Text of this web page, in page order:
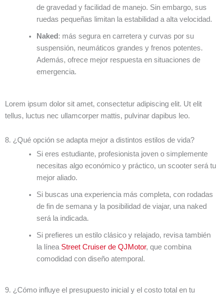
de gravedad y facilidad de manejo. Sin embargo, sus
ruedas pequeñas limitan la estabilidad a alta velocidad.
Naked: más segura en carretera y curvas por su
suspensión, neumáticos grandes y frenos potentes.
Además, ofrece mejor respuesta en situaciones de
emergencia.
Lorem ipsum dolor sit amet, consectetur adipiscing elit. Ut elit
tellus, luctus nec ullamcorper mattis, pulvinar dapibus leo.
8. ¿Qué opción se adapta mejor a distintos estilos de vida?
Si eres estudiante, profesionista joven o simplemente
necesitas algo económico y práctico, un scooter será tu
mejor aliado.
Si buscas una experiencia más completa, con rodadas
de fin de semana y la posibilidad de viajar, una naked
será la indicada.
Si prefieres un estilo clásico y relajado, revisa también
la líneaStreet Cruiser de QJMotor, que combina
comodidad con diseño atemporal.
9. ¿Cómo influye el presupuesto inicial y el costo total en tu